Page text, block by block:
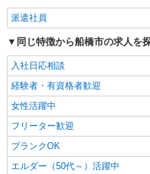
派遣社員
同じ特徴から船橋市の求人を
入社日応相談
経験者・有資格者歓迎
女性活躍中
フリーター歓迎
ブランクOK
エルダー（50代～）活躍中